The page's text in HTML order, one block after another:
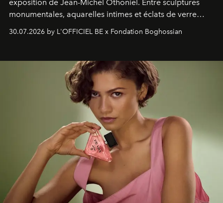
exposition de Jean-Michel Othoniel. Entre sculptures
monumentales, aquarelles intimes et éclats de verre
soufflé, l’artiste français compose un itinéraire
émotionnel où chaque œuvre devient le souvenir
émerveillement.
30.07.2026 by L'OFFICIEL BE x Fondation Boghossian